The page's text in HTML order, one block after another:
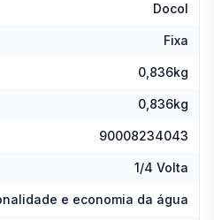
Docol
Fixa
0,836kg
0,836kg
90008234043
1/4 Volta
e economia da água